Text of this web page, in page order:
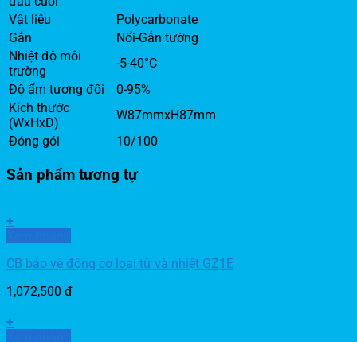
Vật liệu
Polycarbonate
Gắn
Nổi-Gắn tường
Nhiệt độ môi
trường
-5-40°C
Độ ẩm tương đối
0-95%
Kích thước
(WxHxD)
W87mmxH87mm
Đóng gói
10/100
Sản phẩm tương tự
+
CB bảo vệ động cơ loại từ và nhiệt GZ1E
1,072,500 đ
+